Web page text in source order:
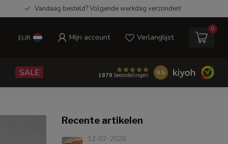
Vandaag besteld? Volgende werkdag verzonden!
EUR Mijn account Verlanglijst
0
SALE 1879 beoordelingen 9.5
Recente artikelen
12-07-2026